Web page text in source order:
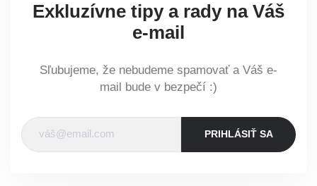
Exkluzívne tipy a rady na Váš
e-mail
Sľubujeme, že nebudeme spamovať a Váš e-
mail bude v bezpečí :)
PRIHLÁSIŤ SA